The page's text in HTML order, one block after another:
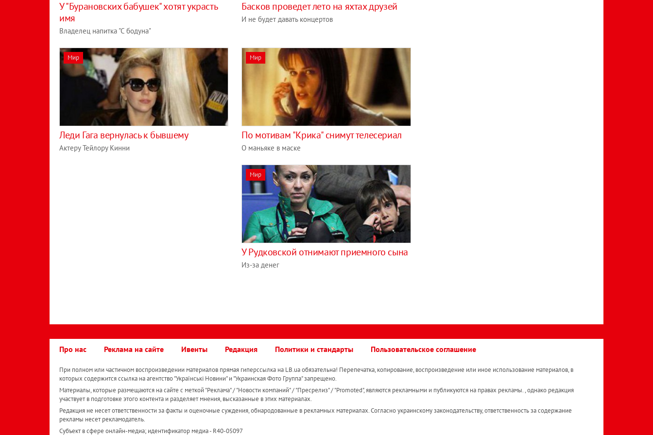
У "Бурановских бабушек" хотят украсть
имя
Владелец напитка "С бодуна"
Басков проведет лето на яхтах друзей
И не будет давать концертов
Мир
Леди Гага вернулась к бывшему
Актеру Тейлору Кинни
Мир
По мотивам "Крика" снимут телесериал
О маньяке в маске
Мир
У Рудковской отнимают приемного сына
Из-за денег
Про нас Реклама на сайте Ивенты Редакция Политики и стандарты Пользовательское соглашение
При полном или частичном воспроизведении материалов прямая гиперссылка на LB.ua обязательна! Перепечатка, копирование, воспроизведение или иное использование материалов, в
которых содержится ссылка на агентство "Українськi Новини" и "Украинская Фото Группа" запрещено.
Материалы, которые размещаются на сайте с меткой "Реклама" / "Новости компаний" / "Пресрелиз" / "Promoted", являются рекламными и публикуются на правах рекламы. , однако редакция
участвует в подготовке этого контента и разделяет мнения, высказанные в этих материалах.
Редакция не несет ответственности за факты и оценочные суждения, обнародованные в рекламных материалах. Согласно украинскому законодательству, ответственность за содержание
рекламы несет рекламодатель.
Субъект в сфере онлайн-медиа; идентификатор медиа - R40-05097